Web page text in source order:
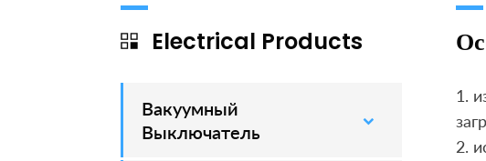
Electrical Products
Вакуумный
Выключатель
–
1.
2.